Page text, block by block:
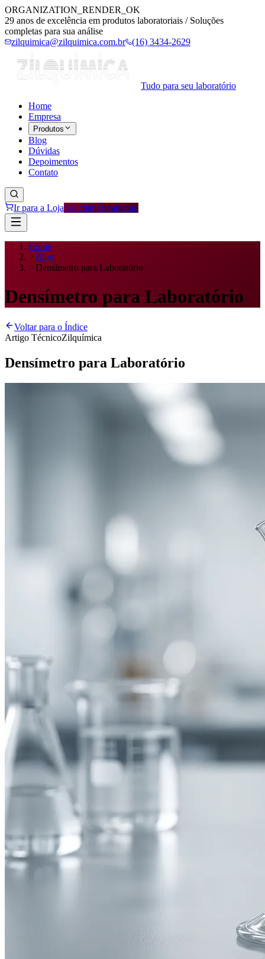
ORGANIZATION_RENDER_OK
29 anos de excelência em produtos laboratoriais / Soluções
completas para sua análise
zilquimica@zilquimica.com.br
(16) 3434-2629
Tudo para seu laboratório
Home
Empresa
Produtos
Blog
Dúvidas
Depoimentos
Contato
Ir para a LojaSolicitar Orçamento
Home
Blog
Densímetro para Laboratório
Densímetro para Laboratório
Voltar para o Índice
Artigo TécnicoZilquímica
Densímetro para Laboratório